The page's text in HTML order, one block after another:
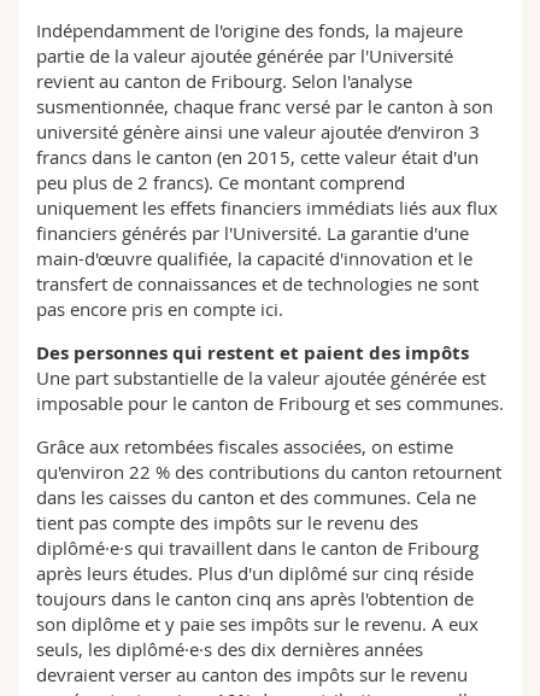
Indépendamment de l'origine des fonds, la majeure
partie de la valeur ajoutée générée par l'Université
revient au canton de Fribourg. Selon l'analyse
susmentionnée, chaque franc versé par le canton à son
université génère ainsi une valeur ajoutée d’environ 3
francs dans le canton (en 2015, cette valeur était d'un
peu plus de 2 francs). Ce montant comprend
uniquement les effets financiers immédiats liés aux flux
financiers générés par l'Université. La garantie d'une
main-d'œuvre qualifiée, la capacité d'innovation et le
transfert de connaissances et de technologies ne sont
pas encore pris en compte ici.
Des personnes qui restent et paient des impôts
Une part substantielle de la valeur ajoutée générée est
imposable pour le canton de Fribourg et ses communes.
Grâce aux retombées fiscales associées, on estime
qu'environ 22 % des contributions du canton retournent
dans les caisses du canton et des communes. Cela ne
tient pas compte des impôts sur le revenu des
diplômé·e·s qui travaillent dans le canton de Fribourg
après leurs études. Plus d'un diplômé sur cinq réside
toujours dans le canton cinq ans après l'obtention de
son diplôme et y paie ses impôts sur le revenu. A eux
seuls, les diplômé·e·s des dix dernières années
devraient verser au canton des impôts sur le revenu